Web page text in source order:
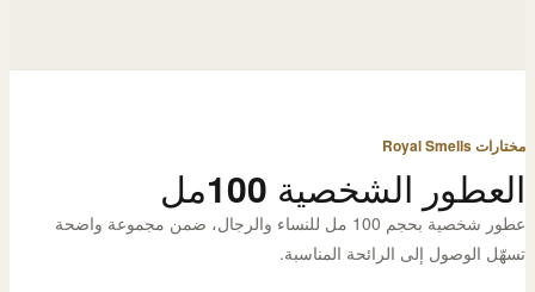
مختارات Royal Smells
العطور الشخصية 100مل
عطور شخصية بحجم 100 مل للنساء والرجال، ضمن مجموعة واضحة
تسهّل الوصول إلى الرائحة المناسبة.